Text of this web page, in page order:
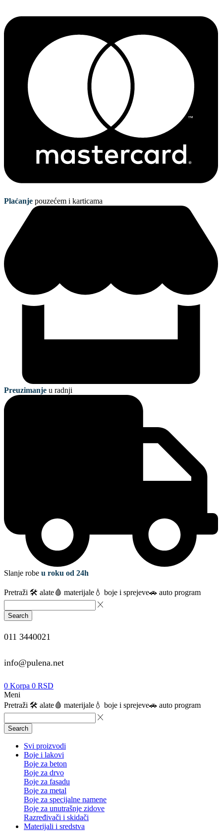
Plaćanje pouzećem i karticama
Preuzimanje u radnji
Slanje robe u roku od 24h
Pretraži 🛠️ alate🩸 materijale 💧 boje i sprejeve🚗 auto program
Search
011 3440021
info@pulena.net
0 Korpa 0 RSD
Meni
Pretraži 🛠️ alate🩸 materijale 💧 boje i sprejeve🚗 auto program
Search
Svi proizvodi
Boje i lakovi
Boje za beton
Boje za drvo
Boje za fasadu
Boje za metal
Boje za specijalne namene
Boje za unutrašnje zidove
Razređivači i skidači
Materijali i sredstva